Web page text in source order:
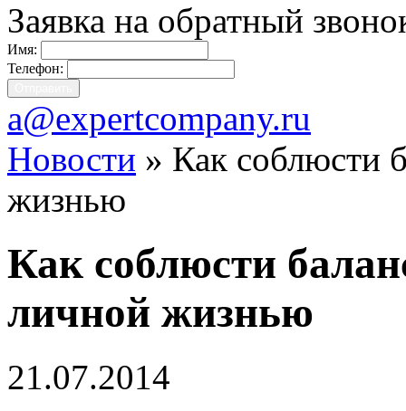
Заявка на обратный
Имя:
Телефон:
a@expertcompany.ru
Новости » Как соблюсти
жизнью
Как соблюсти
личной жизнью
21.07.2014